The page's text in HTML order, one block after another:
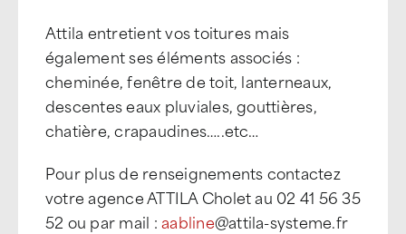
Attila entretient vos toitures mais
également ses éléments associés :
cheminée, fenêtre de toit, lanterneaux,
descentes eaux pluviales, gouttières,
chatière, crapaudines…..etc…
Pour plus de renseignements contactez
votre agence ATTILA Cholet au 02 41 56 35
52 ou par mail :aabline@attila-systeme.fr